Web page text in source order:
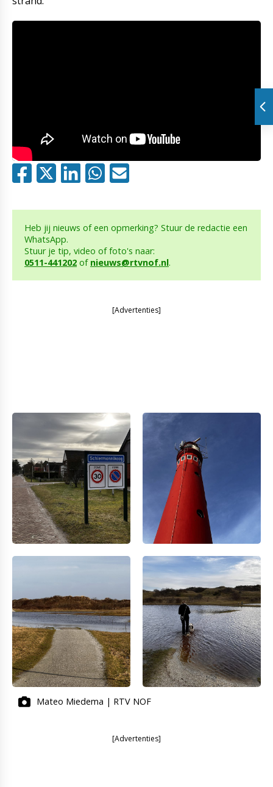
Heb jij nieuws of een opmerking? Stuur de redactie een
WhatsApp.
Stuur je tip, video of foto's naar:
0511-441202 of nieuws@rtvnof.nl.
[Advertenties]
Mateo Miedema | RTV NOF
[Advertenties]